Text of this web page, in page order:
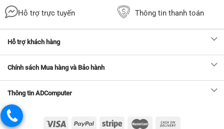
Hỗ trợ trực tuyến Thông tin thanh toán
Hỗ trợ khách hàng
Chính sách Mua hàng và Bảo hành
Thông tin ADComputer